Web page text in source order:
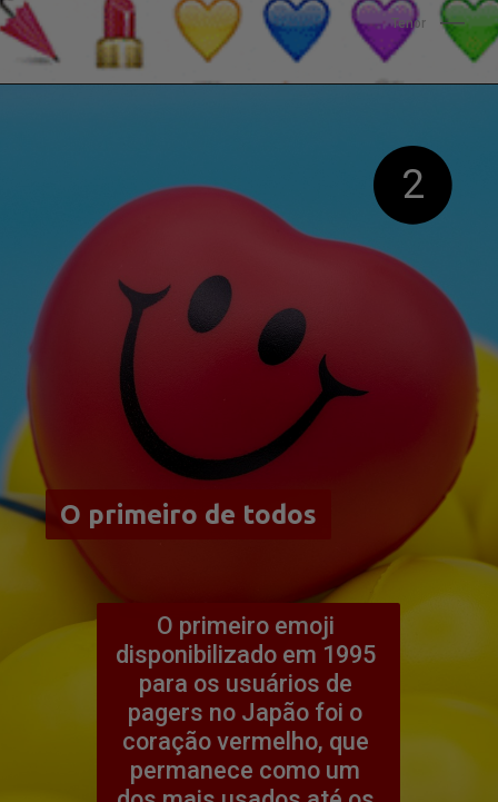
Tenor
O primeiro emoji
disponibilizado em 1995
para os usuários de
pagers no Japão foi o
coração vermelho, que
permanece como um
2
O primeiro de todos
O primeiro de todos